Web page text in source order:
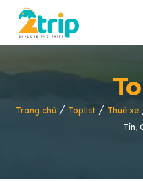
Trang chủ/ Toplist/ Thuê xe
Tín,